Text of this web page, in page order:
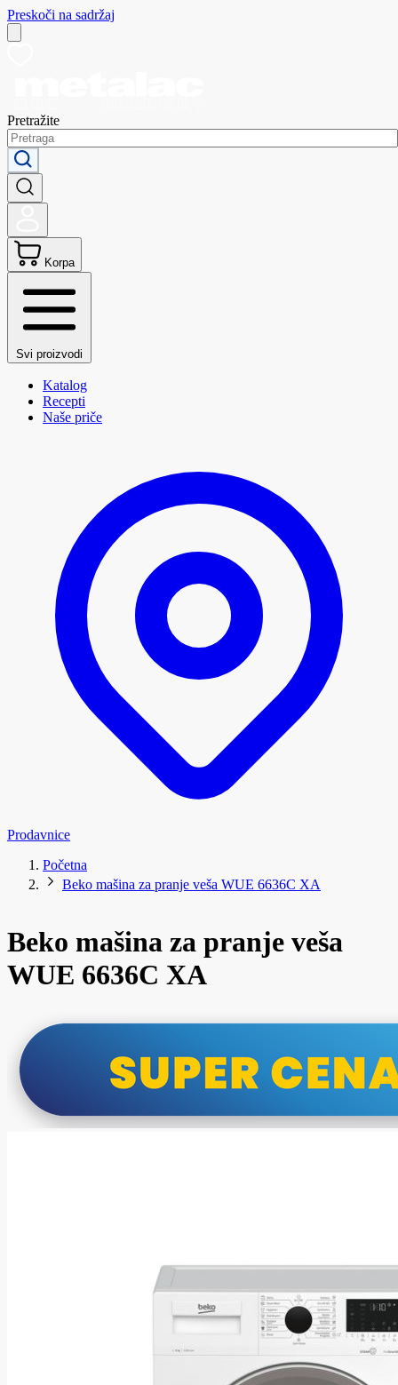
Preskoči na sadržaj
Pretražite
Korpa
Svi proizvodi
Katalog
Recepti
Naše priče
Prodavnice
Početna
Beko mašina za pranje veša WUE 6636C XA
Beko mašina za pranje veša
WUE 6636C XA